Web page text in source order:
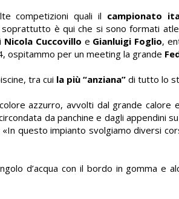
competizioni quali il campionato
è qui che si sono formati
Nicola Cuccovillo e Gianluigi Foglio,
ospitammo per un meeting la grande
tra cui la più “anziana” di tutto lo
azzurro, avvolti dal grande calore
da panchine e dagli appendini
questo impianto svolgiamo diversi
d’acqua con il bordo in gomma e